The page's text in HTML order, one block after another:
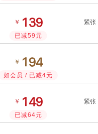
￥  
已减59元
紧张
￥  
如会员 / 已减4元
￥  
已减64元
紧张